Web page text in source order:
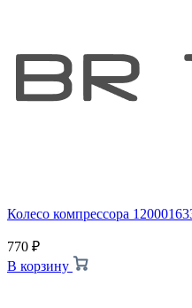
Колесо компрессора
770 ₽
В корзину